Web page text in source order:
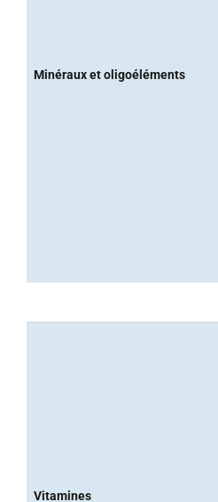
Minéraux et oligoéléments
Vitamines